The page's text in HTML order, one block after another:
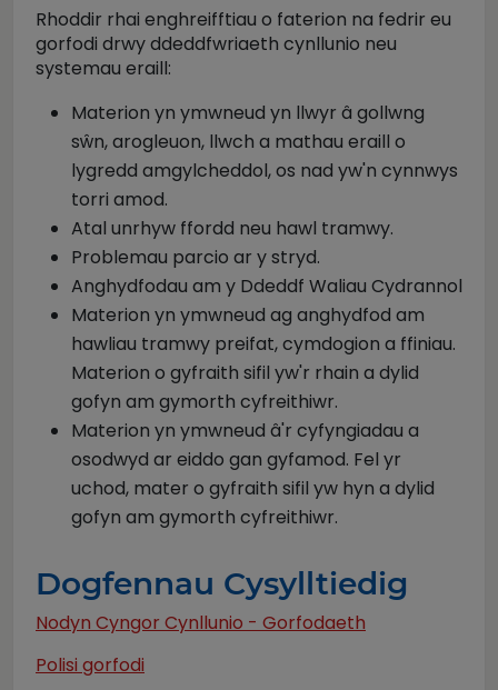
Rhoddir rhai enghreifftiau o faterion na fedrir eu
gorfodi drwy ddeddfwriaeth cynllunio neu
systemau eraill:
Materion yn ymwneud yn llwyr â gollwng
sŵn, arogleuon, llwch a mathau eraill o
lygredd amgylcheddol, os nad yw'n cynnwys
torri amod.
Atal unrhyw ffordd neu hawl tramwy.
Problemau parcio ar y stryd.
Anghydfodau am y Ddeddf Waliau Cydrannol
Materion yn ymwneud ag anghydfod am
hawliau tramwy preifat, cymdogion a ffiniau.
Materion o gyfraith sifil yw'r rhain a dylid
gofyn am gymorth cyfreithiwr.
Materion yn ymwneud â'r cyfyngiadau a
osodwyd ar eiddo gan gyfamod. Fel yr
uchod, mater o gyfraith sifil yw hyn a dylid
gofyn am gymorth cyfreithiwr.
Dogfennau Cysylltiedig
Nodyn Cyngor Cynllunio - Gorfodaeth
Polisi gorfodi